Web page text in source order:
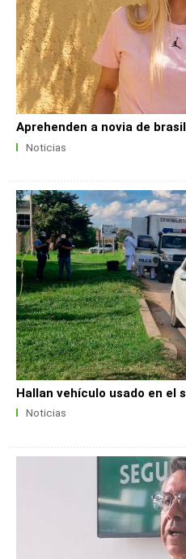
Aprehenden a novia de
Noticias
Hallan vehículo usado en el
Noticias